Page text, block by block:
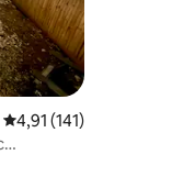
Средна оценка: 4,91
4,91 (141)